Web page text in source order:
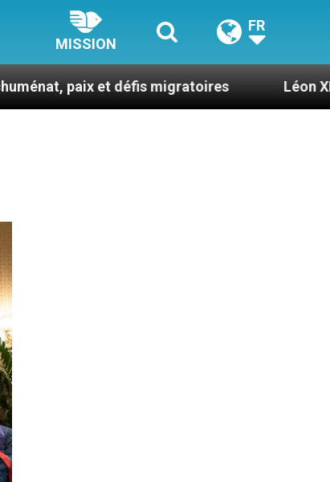
MISSION
FR
et défis migratoires Léon XIV en France